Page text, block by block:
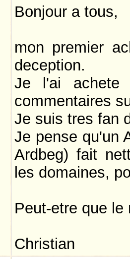
Bonjour a tous,
mon premier
deception.
Je l'ai achete
commentaires
Je suis tres fan
Je pense qu'un
Ardbeg) fait
les domaines,
Peut-etre que le
Christian